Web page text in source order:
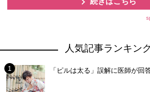
人気記事ランキン
「ピルは太る」誤解に医師が回